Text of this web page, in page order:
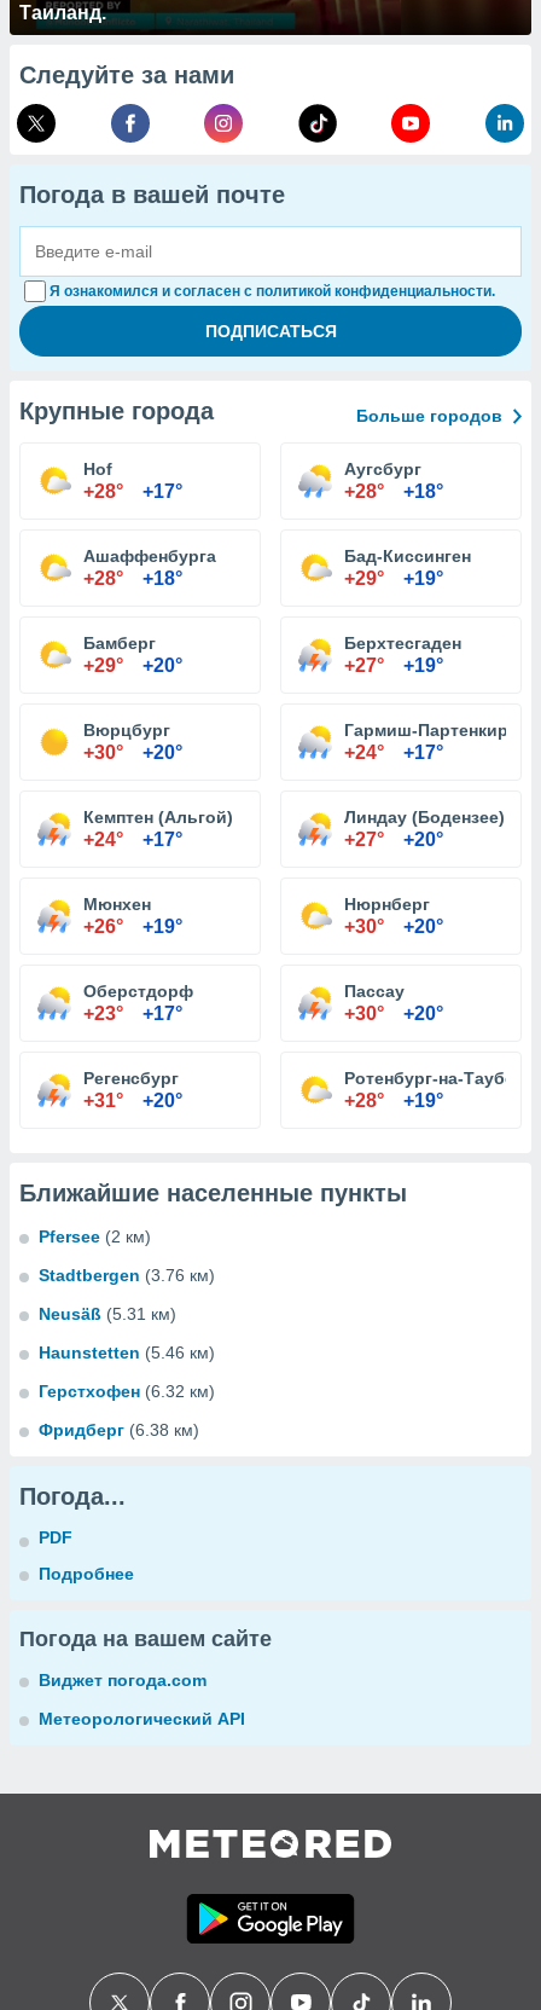
Таиланд.
Следуйте за нами
Погода в вашей почте
Я ознакомился и согласен с политикой конфиденциальности.
Крупные города Больше городов
Hof
+28° +17°
Аугсбург
+28° +18°
Ашаффенбурга
+28° +18°
Бад-Киссинген
+29° +19°
Бамберг
+29° +20°
Берхтесгаден
+27° +19°
Вюрцбург
+30° +20°
Гармиш-Партенкирхен
+24° +17°
Кемптен (Альгой)
+24° +17°
Линдау (Бодензее)
+27° +20°
Мюнхен
+26° +19°
Нюрнберг
+30° +20°
Оберстдорф
+23° +17°
Пассау
+30° +20°
Регенсбург
+31° +20°
Ротенбург-на-Таубере
+28° +19°
Ближайшие населенные пункты
Pfersee (2 км)
Stadtbergen (3.76 км)
Neusäß (5.31 км)
Haunstetten (5.46 км)
Герстхофен (6.32 км)
Фридберг (6.38 км)
Погода...
PDF
Подробнее
Погода на вашем сайте
Виджет погода.com
Метеорологический API